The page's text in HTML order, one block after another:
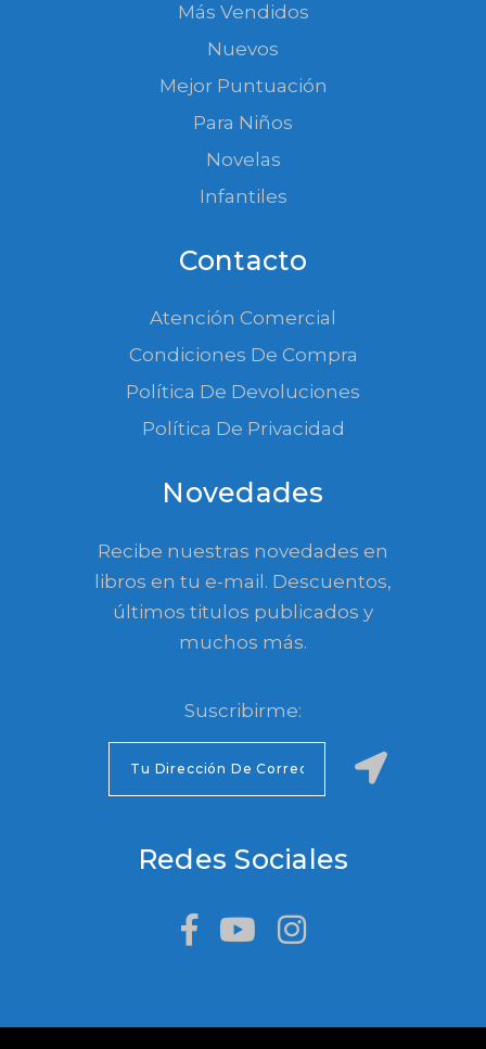
Más Vendidos
Nuevos
Mejor Puntuación
Para Niños
Novelas
Infantiles
Contacto
Atención Comercial
Condiciones De Compra
Política De Devoluciones
Política De Privacidad
Novedades
Recibe nuestras novedades en
libros en tu e-mail. Descuentos,
últimos titulos publicados y
muchos más.
Suscribirme:
Redes Sociales